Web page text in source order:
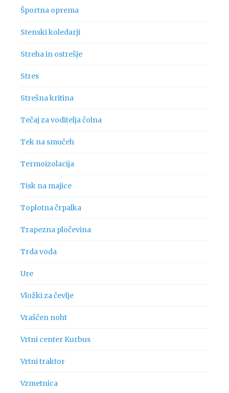
Športna oprema
Stenski koledarji
Streha in ostrešje
Stres
Strešna kritina
Tečaj za voditelja čolna
Tek na smučeh
Termoizolacija
Tisk na majice
Toplotna črpalka
Trapezna pločevina
Trda voda
Ure
Vložki za čevlje
Vraščen noht
Vrtni center Kurbus
Vrtni traktor
Vzmetnica